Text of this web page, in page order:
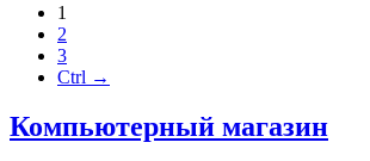
1
2
3
Ctrl →
Компьютерный магазин